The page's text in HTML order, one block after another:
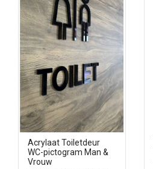
Acrylaat Toiletdeur
WC-pictogram Man &
Vrouw